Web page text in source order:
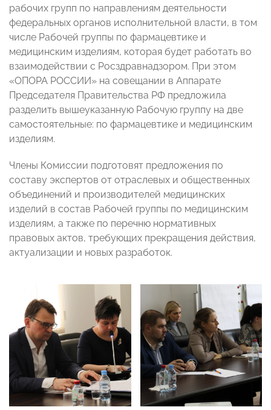
рабочих групп по направлениям деятельности
федеральных органов исполнительной власти, в том
числе Рабочей группы по фармацевтике и
медицинским изделиям, которая будет работать во
взаимодействии с Росздравнадзором. При этом
«ОПОРА РОССИИ» на совещании в Аппарате
Председателя Правительства РФ предложила
разделить вышеуказанную Рабочую группу на две
самостоятельные: по фармацевтике и медицинским
изделиям.
Члены Комиссии подготовят предложения по
составу экспертов от отраслевых и общественных
объединений и производителей медицинских
изделий в состав Рабочей группы по медицинским
изделиям, а также по перечню нормативных
правовых актов, требующих прекращения действия,
актуализации и новых разработок.